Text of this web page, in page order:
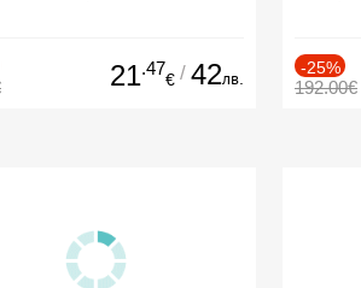
21.47
€ / 42лв.
-25%
192.00€